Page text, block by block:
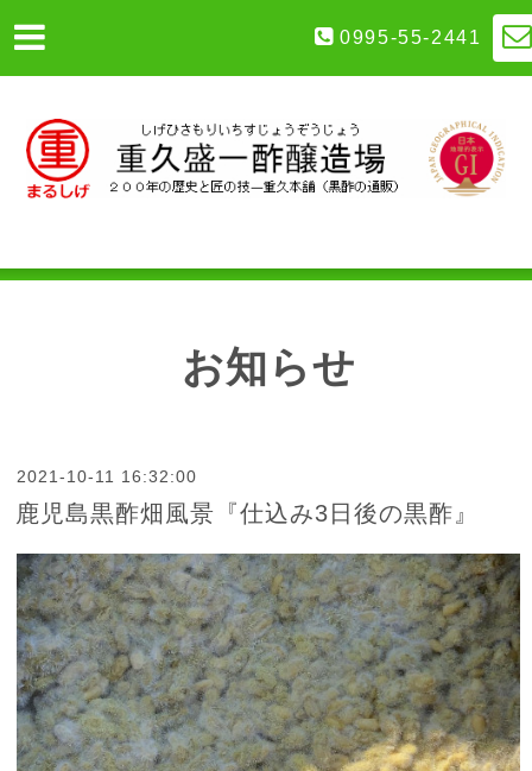
0995-55-2441
お知らせ
2021-10-11 16:32:00
鹿児島黒酢畑風景『仕込み3日後の黒酢』